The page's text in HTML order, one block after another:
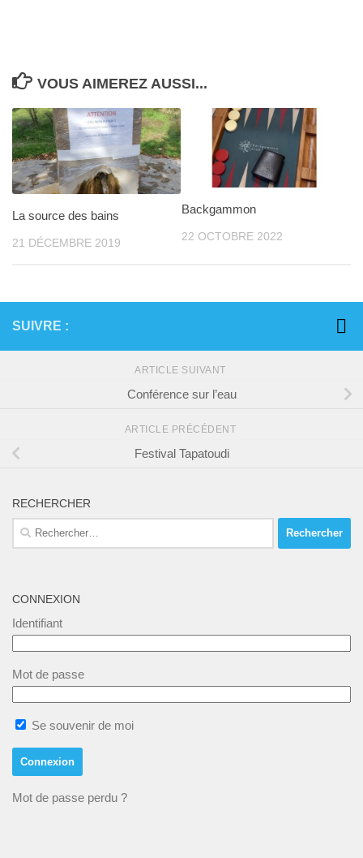
VOUS AIMEREZ AUSSI...
La source des bains
21 DÉCEMBRE 2019
Backgammon
22 OCTOBRE 2022
SUIVRE :
ARTICLE SUIVANT
Conférence sur l’eau
ARTICLE PRÉCÉDENT
Festival Tapatoudi
RECHERCHER
Rechercher :
CONNEXION
Identifiant
Mot de passe
Se souvenir de moi
Mot de passe perdu ?